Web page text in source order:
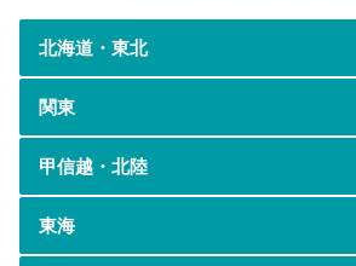
北海道・東北
関東
甲信越・北陸
東海